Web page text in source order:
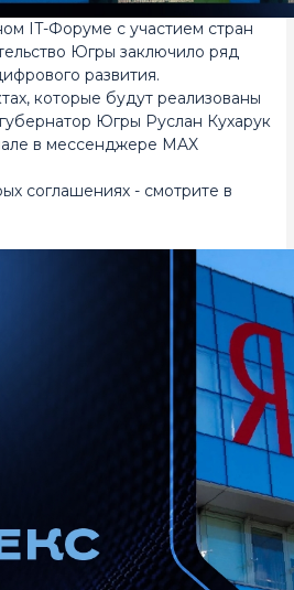
IT-Форуме с участием стран
Югры заключило ряд
развития.
которые будут реализованы
Югры Руслан Кухарук
в мессенджере MAX
соглашениях - смотрите в